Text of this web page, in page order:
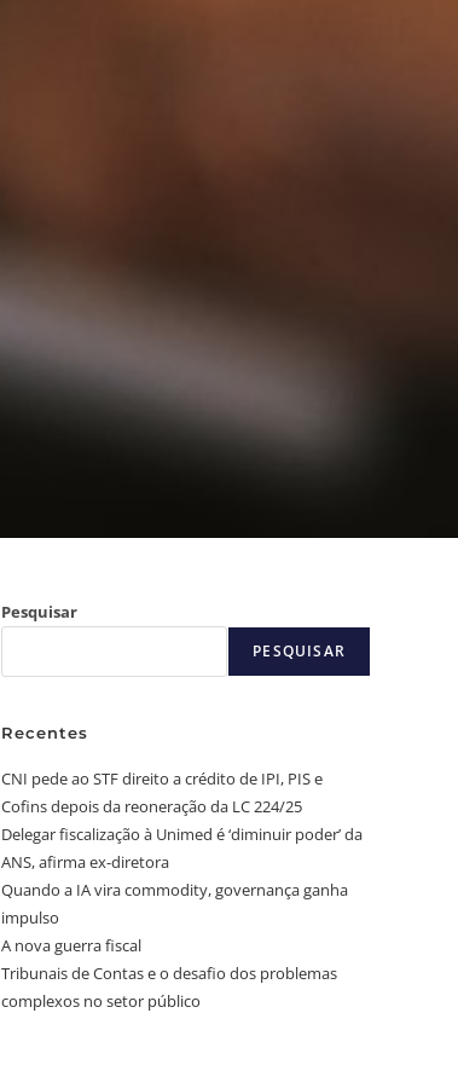
Pesquisar
PESQUISAR
Recentes
CNI pede ao STF direito a crédito de IPI, PIS e
Cofins depois da reoneração da LC 224/25
Delegar fiscalização à Unimed é ‘diminuir poder’ da
ANS, afirma ex-diretora
Quando a IA vira commodity, governança ganha
impulso
A nova guerra fiscal
Tribunais de Contas e o desafio dos problemas
complexos no setor público